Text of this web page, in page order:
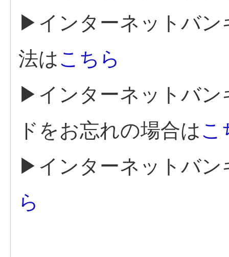
▶インターネットバン
法はこちら
▶インターネットバン
ドをお忘れの場合はこ
▶インターネットバン
ら